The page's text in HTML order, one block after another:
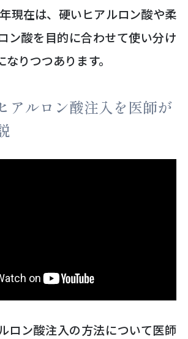
現在は、硬いヒアルロン酸や柔
ン酸を目的に合わせて使い分け
りつつあります。
アルロン酸注入を医師が
ロン酸注入の方法について医師